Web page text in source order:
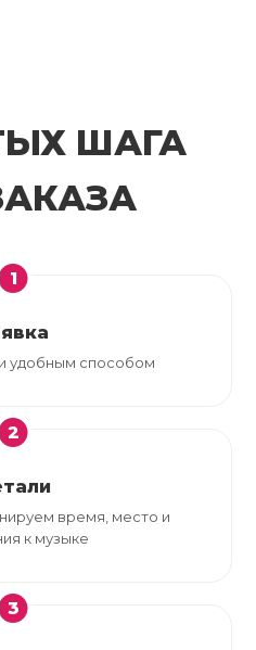
ШАГА
1
удобным способом
2
время, место и
к музыке
3